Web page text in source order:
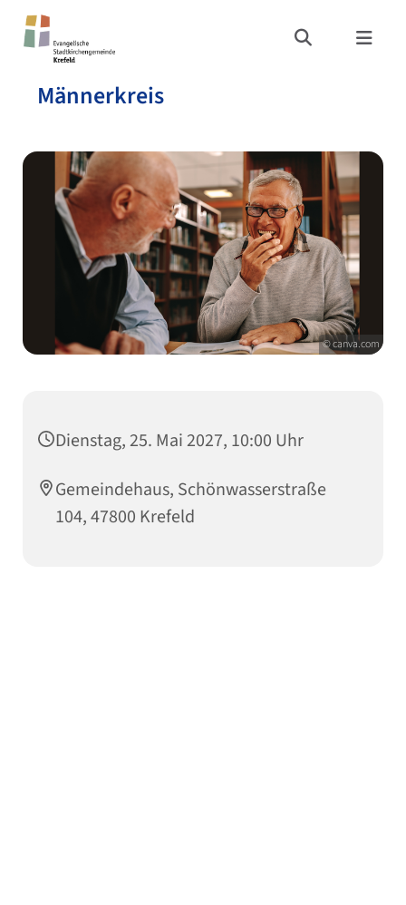
Männerkreis
© canva.com
Dienstag, 25. Mai 2027, 10:00 Uhr
Gemeindehaus, Schönwasserstraße
104, 47800 Krefeld